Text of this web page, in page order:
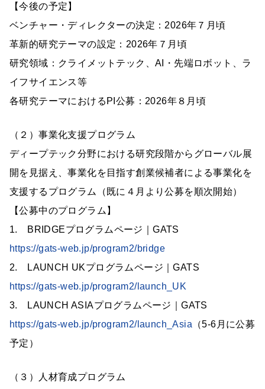
【今後の予定】
ベンチャー・ディレクターの決定：2026年７月頃
革新的研究テーマの設定：2026年７月頃
研究領域：クライメットテック、AI・先端ロボット、ラ
イフサイエンス等
各研究テーマにおけるPI公募：2026年８月頃
（２）事業化支援プログラム
ディープテック分野における研究段階からグローバル展
開を見据え、事業化を目指す創業候補者による事業化を
支援するプログラム（既に４月より公募を順次開始）
【公募中のプログラム】
1. BRIDGEプログラムページ｜GATS
https://gats-web.jp/program2/bridge
2. LAUNCH UKプログラムページ｜GATS
https://gats-web.jp/program2/launch_UK
3. LAUNCH ASIAプログラムページ｜GATS
https://gats-web.jp/program2/launch_Asia （5-6月に公募
予定）
（３）人材育成プログラム